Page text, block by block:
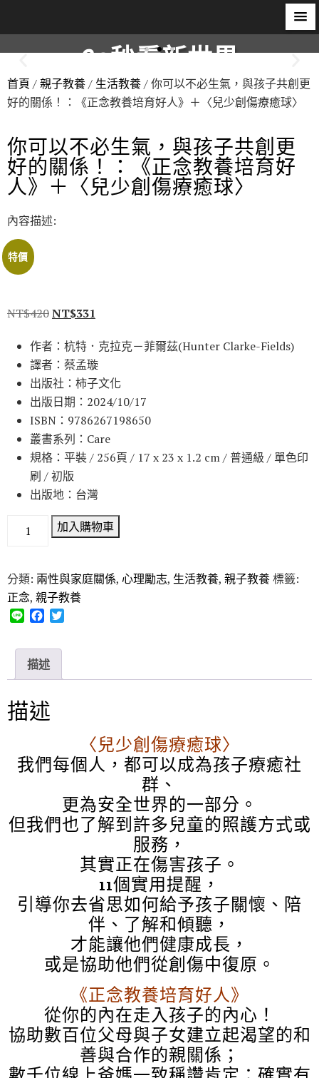
60秒看新世界
柿子文化
首頁 /親子教養/ 生活教養/ 你可以不必生氣，與孩子共創更
好的關係！：《正念教養培育好人》＋〈兒少創傷療癒球〉
你可以不必生氣，與孩子共創更
好的關係！：《正念教養培育好
人》＋〈兒少創傷療癒球〉
內容描述:
特價
NT$420NT$331
作者：杭特．克拉克－菲爾茲(Hunter Clarke-Fields)
譯者：蔡孟璇
出版社：柿子文化
出版日期：2024/10/17
ISBN：9786267198650
叢書系列：Care
規格：平裝 / 256頁 / 17 x 23 x 1.2 cm / 普通級 / 單色印
刷 / 初版
出版地：台灣
加入購物車
分類: 兩性與家庭關係, 心理勵志, 生活教養, 親子教養標籤:
正念, 親子教養
e
e
b
o
k
描述
描述
〈兒少創傷療癒球〉
我們每個人，都可以成為孩子療癒社
群、
更為安全世界的一部分。
但我們也了解到許多兒童的照護方式或
服務，
其實正在傷害孩子。
11個實用提醒，
引導你去省思如何給予孩子關懷、陪
伴、了解和傾聽，
才能讓他們健康成長，
或是協助他們從創傷中復原。
《正念教養培育好人》
從你的內在走入孩子的內心！
協助數百位父母與子女建立起渴望的和
善與合作的親關係；